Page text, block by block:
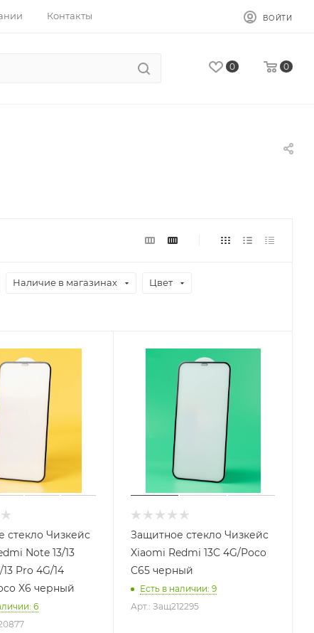
Контакты ВОЙТИ
0 0
Наличие в магазинах Цвет
стекло Чизкейс
Note 13/13
Pro 4G/14
X6 черный
: 6
Защитное стекло Чизкейс
Xiaomi Redmi 13C 4G/Poco
C65 черный
Есть в наличии: 9
Арт.: Защ212295